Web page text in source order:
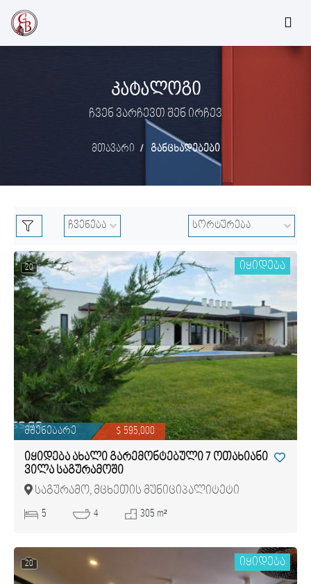
ᲙᲐᲢᲐᲚᲝᲒᲘ
ჩვენ ვარჩევთ შენ ირჩევ
მთავარი განცხადებები
20 იყიდება
მშენებარე $ 595,000
იყიდება ახალი გარემონტებული 7 ოთახიანი
ვილა საგურამოში
საგურამო, მცხეთის მუნიციპალიტეტი
5 4 305 m²
20 იყიდება